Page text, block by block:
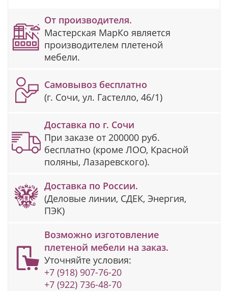
От производителя.
Мастерская МарКо является
производителем плетеной
мебели.
Самовывоз бесплатно
(г. Сочи, ул. Гастелло, 46/1)
Доставка по г. Сочи
При заказе от 200000 руб.
бесплатно (кроме ЛОО, Красной
поляны, Лазаревского).
Доставка по России.
(Деловые линии, СДЕК, Энергия,
ПЭК)
Возможно изготовление
плетеной мебели на заказ.
Уточняйте условия:
+7 (918) 907-76-20
+7 (922) 736-48-70